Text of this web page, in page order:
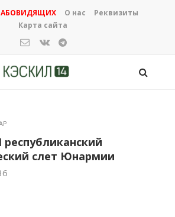
О нас
Реквизиты
Карта сайта
республиканский
слет Юнармии